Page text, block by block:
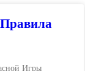
Игры